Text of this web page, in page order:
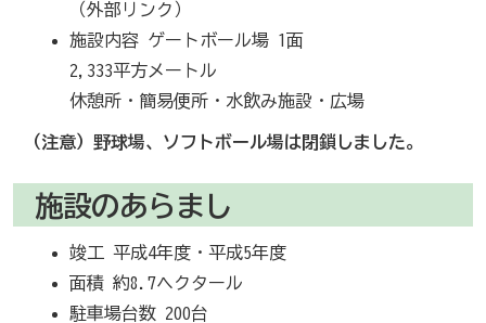
（外部リンク）
施設内容 ゲートボール場 1面
2,333平方メートル
休憩所・簡易便所・水飲み施設・広場
（注意）野球場、ソフトボール場は閉鎖しました。
施設のあらまし
竣工 平成4年度・平成5年度
面積 約8.7ヘクタール
駐車場台数 200台